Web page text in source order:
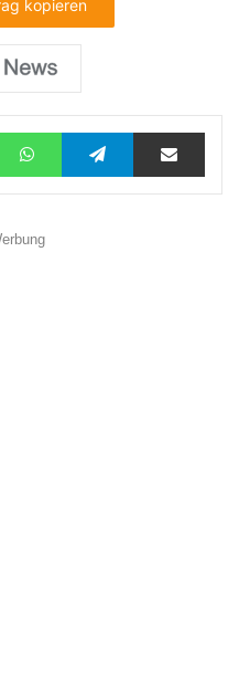
kopieren
WhatsAppTelegramTeilen via E-Mail